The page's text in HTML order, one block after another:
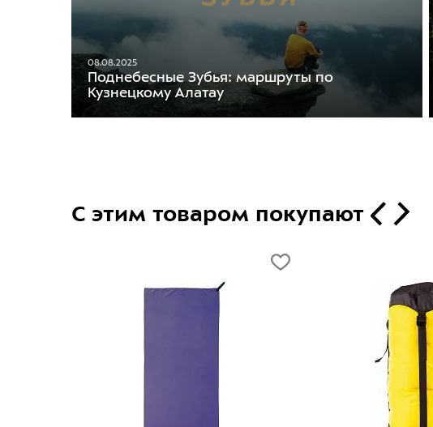
08.08.2025
Поднебесные Зубья: маршруты по
Кузнецкому Алатау
С этим товаром покупают